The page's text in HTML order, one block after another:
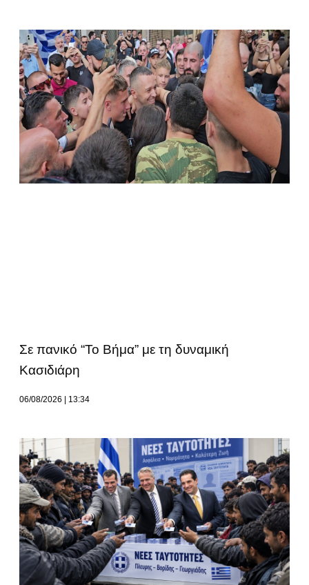
Σε πανικό “Το Βήμα” με τη δυναμική
Κασιδιάρη
06/08/2026 13:34